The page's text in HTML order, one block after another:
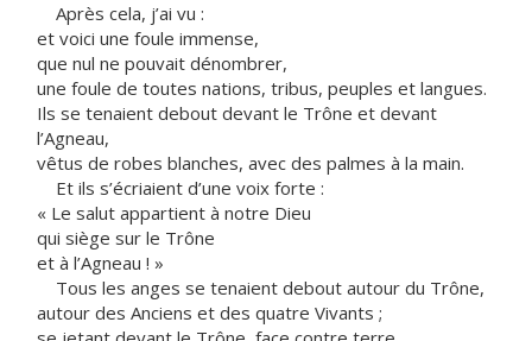
Après cela, j’ai vu :
et voici une foule immense,
que nul ne pouvait dénombrer,
une foule de toutes nations, tribus, peuples et langues.
Ils se tenaient debout devant le Trône et devant
l’Agneau,
vêtus de robes blanches, avec des palmes à la main.
Et ils s’écriaient d’une voix forte :
« Le salut appartient à notre Dieu
qui siège sur le Trône
et à l’Agneau ! »
Tous les anges se tenaient debout autour du Trône,
autour des Anciens et des quatre Vivants ;